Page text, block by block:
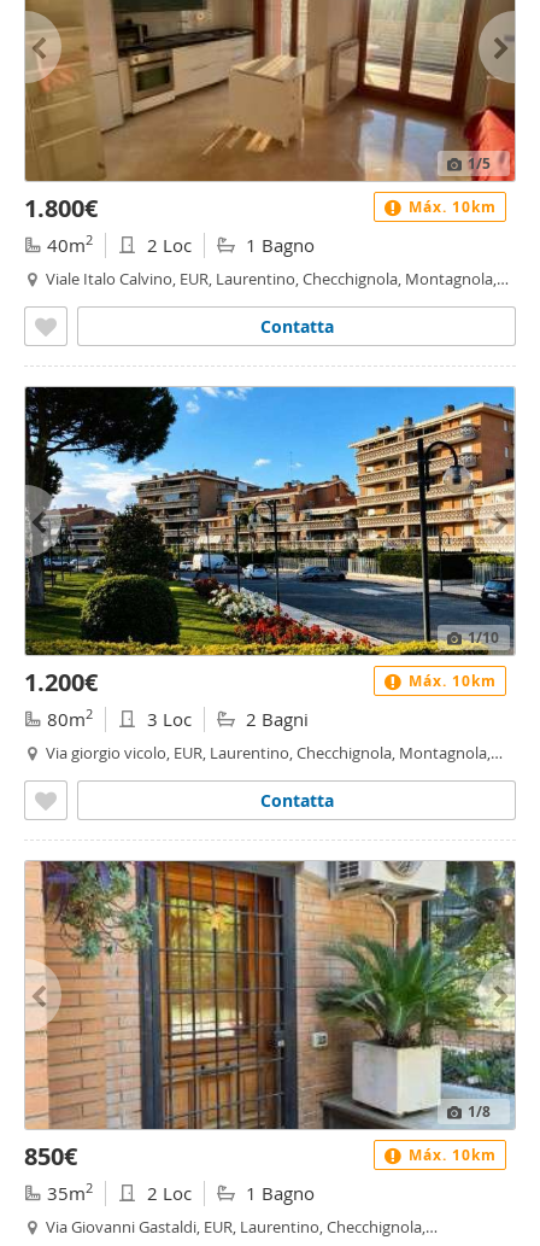
1/5
1.800€
40m2 2 Loc 1 Bagno
Viale Italo Calvino, EUR, Laurentino, Checchignola, Montagnola,
Contatta
Máx. 10km
1/10
1.200€
80m2 3 Loc 2 Bagni
Via giorgio vicolo, EUR, Laurentino, Checchignola, Montagnola,
Contatta
Máx. 10km
1/8
850€
35m2 2 Loc 1 Bagno
Via Giovanni Gastaldi, EUR, Laurentino, Checchignola,
Máx. 10km